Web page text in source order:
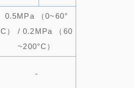
0.5MPa （0~60°
C） / 0.2MPa （60
~200°C）
-